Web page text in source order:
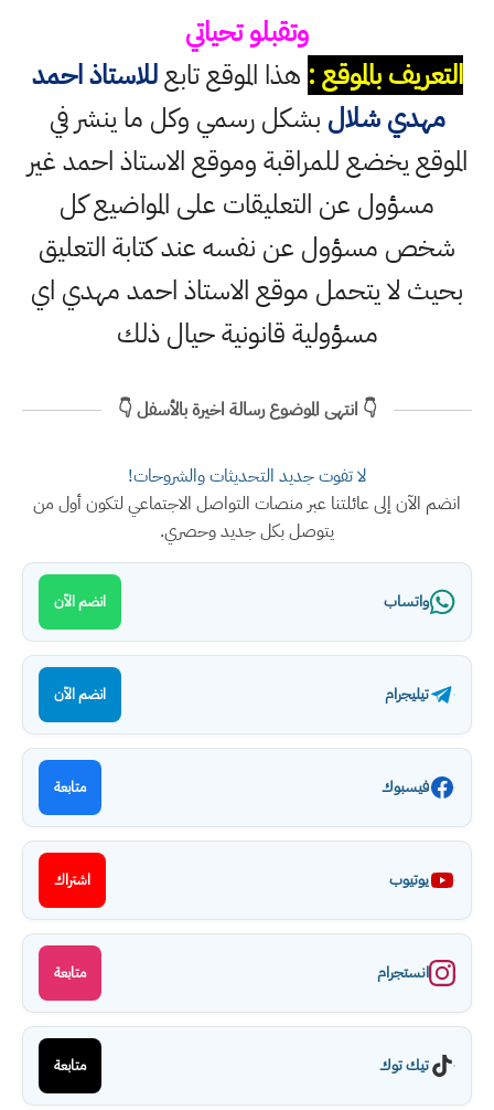
وتقبلو تحياتي
التعريف بالموقع : هذا الموقع تابعللاستاذ احمد
مهدي شلال بشكل رسمي وكل ما ينشر في
الموقع يخضع للمراقبة وموقع الاستاذ احمد غير
مسؤول عن التعليقات على المواضيع كل
شخص مسؤول عن نفسه عند كتابة التعليق
بحيث لا يتحمل موقع الاستاذ احمد مهدي اي
مسؤولية قانونية حيال ذلك
👇 انتهى الموضوع رسالة اخيرة بالأسفل 👇
لا تفوت جديد التحديثات والشروحات!
انضم الآن إلى عائلتنا عبر منصات التواصل الاجتماعي لتكون أول من
يتوصل بكل جديد وحصري.
واتساب انضم الآن
تيليجرام انضم الآن
فيسبوك متابعة
يوتيوب اشتراك
انستجرام متابعة
تيك توك متابعة